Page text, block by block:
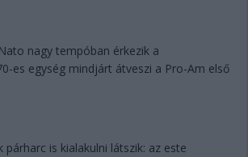
nagy tempóban érkezik a
es egység mindjárt átveszi a Pro-Am első
párharc is kialakulni látszik: az este